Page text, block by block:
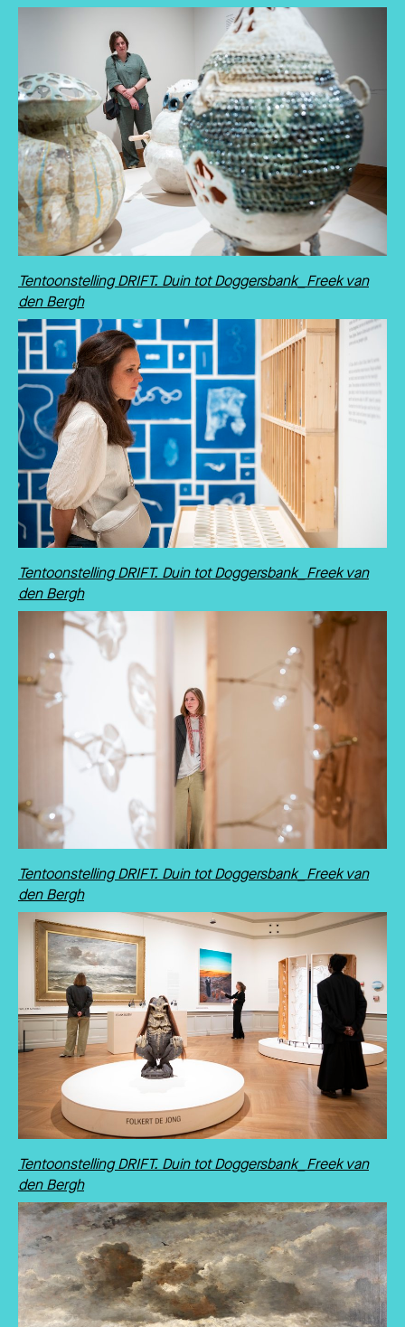
Tentoonstelling DRIFT. Duin tot Doggersbank_Freek van
den Bergh
Tentoonstelling DRIFT. Duin tot Doggersbank_Freek van
den Bergh
Tentoonstelling DRIFT. Duin tot Doggersbank_Freek van
den Bergh
Tentoonstelling DRIFT. Duin tot Doggersbank_Freek van
den Bergh